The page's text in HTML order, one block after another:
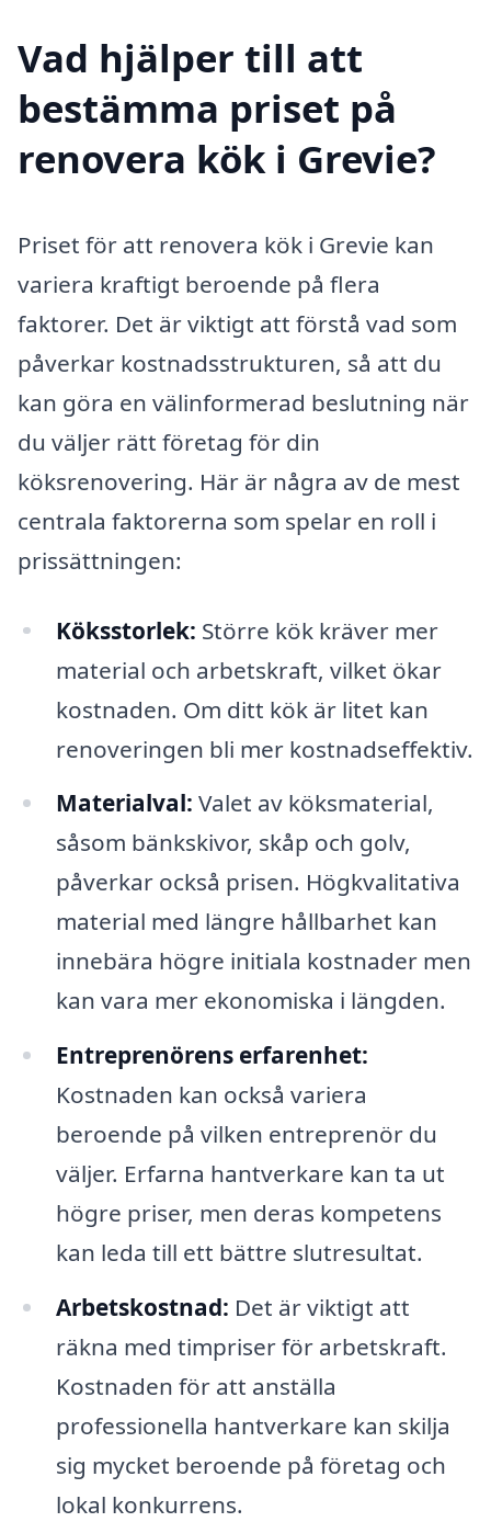
Vad hjälper till att
bestämma priset på
renovera kök i Grevie?
Priset för att renovera kök i Grevie kan
variera kraftigt beroende på flera
faktorer. Det är viktigt att förstå vad som
påverkar kostnadsstrukturen, så att du
kan göra en välinformerad beslutning när
du väljer rätt företag för din
köksrenovering. Här är några av de mest
centrala faktorerna som spelar en roll i
prissättningen:
Köksstorlek: Större kök kräver mer
material och arbetskraft, vilket ökar
kostnaden. Om ditt kök är litet kan
renoveringen bli mer kostnadseffektiv.
Materialval: Valet av köksmaterial,
såsom bänkskivor, skåp och golv,
påverkar också prisen. Högkvalitativa
material med längre hållbarhet kan
innebära högre initiala kostnader men
kan vara mer ekonomiska i längden.
Entreprenörens erfarenhet:
Kostnaden kan också variera
beroende på vilken entreprenör du
väljer. Erfarna hantverkare kan ta ut
högre priser, men deras kompetens
kan leda till ett bättre slutresultat.
Arbetskostnad: Det är viktigt att
räkna med timpriser för arbetskraft.
Kostnaden för att anställa
professionella hantverkare kan skilja
sig mycket beroende på företag och
lokal konkurrens.